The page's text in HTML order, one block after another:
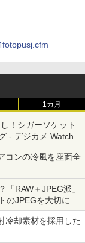
1カ月
！シガーソケット
- デジカメ Watch
コンの冷風を座面全
RAW＋JPEG派」
のJPEGを大切にす
冷却素材を採用した